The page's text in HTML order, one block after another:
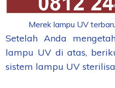
Merek lampu UV
Setelah Anda
lampu UV di atas,
sistem lampu UV